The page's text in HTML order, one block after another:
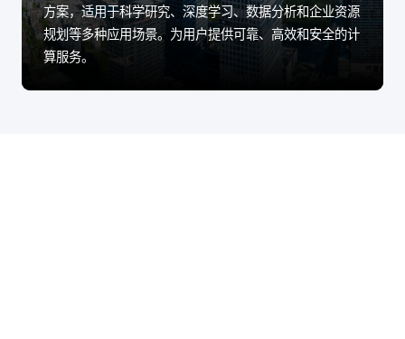
方案，适用于科学研究、深度学习、数据分析和企业资源
规划等多种应用场景。为用户提供可靠、高效和安全的计
算服务。